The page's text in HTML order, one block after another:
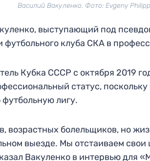
Василий Вакуленко. Фото: Evgeny
выступающий под
футбольного клуба СКА в
Кубка СССР с октября 2019
статус,
лигу.
возрастных болельщиков, но
выезде. Мы отстаиваем свои
Вакуленко в интервью для